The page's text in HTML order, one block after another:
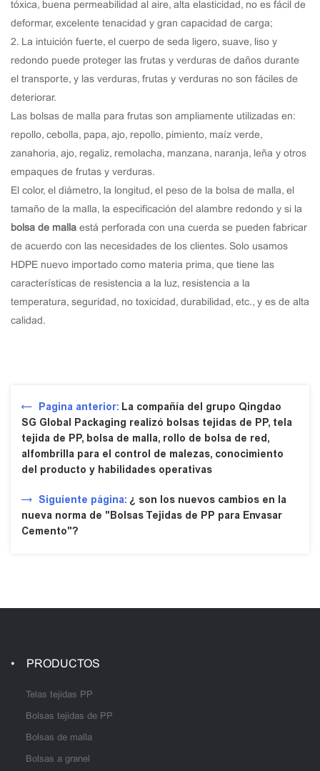
tóxica, buena permeabilidad al aire, alta elasticidad, no es fácil de
deformar, excelente tenacidad y gran capacidad de carga;
2. La intuición fuerte, el cuerpo de seda ligero, suave, liso y
redondo puede proteger las frutas y verduras de daños durante
el transporte, y las verduras, frutas y verduras no son fáciles de
deteriorar.
Las bolsas de malla para frutas son ampliamente utilizadas en:
repollo, cebolla, papa, ajo, repollo, pimiento, maíz verde,
zanahoria, ajo, regaliz, remolacha, manzana, naranja, leña y otros
empaques de frutas y verduras.
El color, el diámetro, la longitud, el peso de la bolsa de malla, el
tamaño de la malla, la especificación del alambre redondo y si la
bolsa de malla está perforada con una cuerda se pueden fabricar
de acuerdo con las necesidades de los clientes. Solo usamos
HDPE nuevo importado como materia prima, que tiene las
características de resistencia a la luz, resistencia a la
temperatura, seguridad, no toxicidad, durabilidad, etc., y es de alta
calidad.
Pagina anterior: La compañía del grupo Qingdao
SG Global Packaging realizó bolsas tejidas de PP, tela
tejida de PP, bolsa de malla, rollo de bolsa de red,
alfombrilla para el control de malezas, conocimiento
del producto y habilidades operativas
Siguiente página: ¿ son los nuevos cambios en la
nueva norma de "Bolsas Tejidas de PP para Envasar
Cemento"?
PRODUCTOS
Telas tejidas PP
Bolsas tejidas de PP
Bolsas de malla
Bolsas a granel